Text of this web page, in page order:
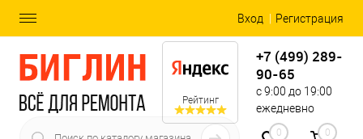
Вход Регистрация
Рейтинг
+7 (499) 289-
90-65
с 9:00 до 19:00
ежедневно
0 0